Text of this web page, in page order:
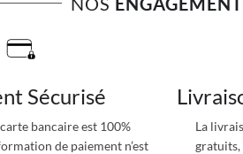
Sécurisé
bancaire est 100%
de paiement n’est
La
gratuits,